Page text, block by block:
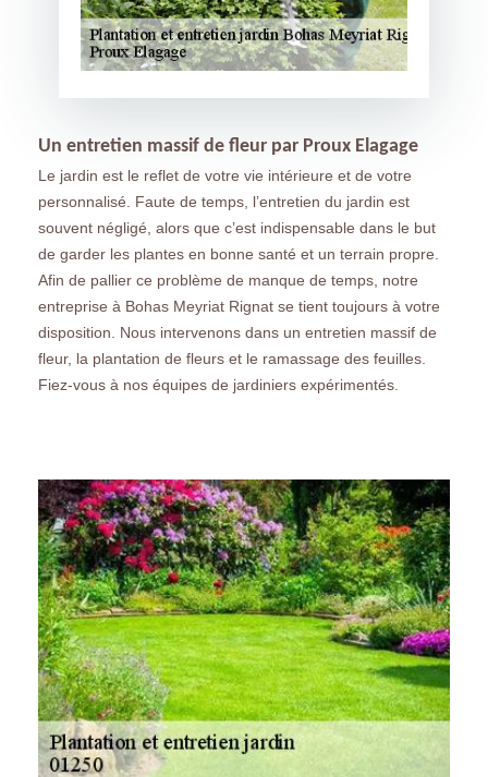
Un entretien massif de fleur par Proux Elagage
Le jardin est le reflet de votre vie intérieure et de votre
personnalisé. Faute de temps, l’entretien du jardin est
souvent négligé, alors que c’est indispensable dans le but
de garder les plantes en bonne santé et un terrain propre.
Afin de pallier ce problème de manque de temps, notre
entreprise à Bohas Meyriat Rignat se tient toujours à votre
disposition. Nous intervenons dans un entretien massif de
fleur, la plantation de fleurs et le ramassage des feuilles.
Fiez-vous à nos équipes de jardiniers expérimentés.